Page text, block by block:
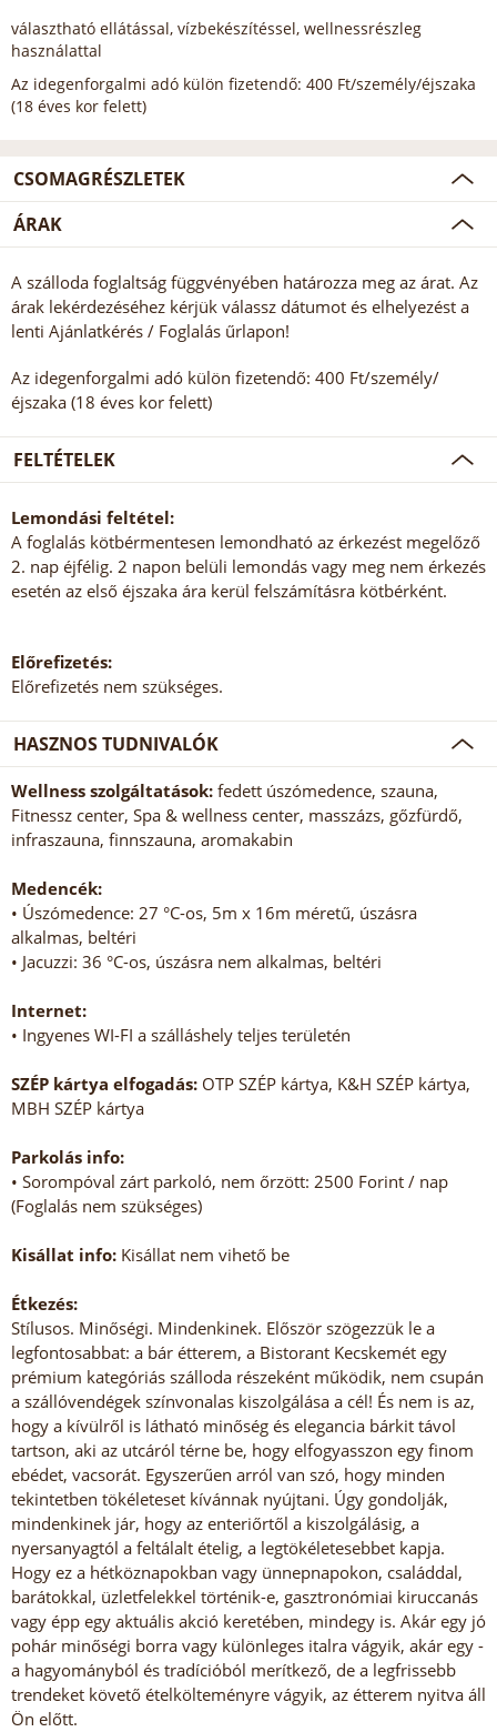
választható ellátással, vízbekészítéssel, wellnessrészleg
használattal
Az idegenforgalmi adó külön fizetendő: 400 Ft/személy/éjszaka
(18 éves kor felett)
CSOMAGRÉSZLETEK
ÁRAK
A szálloda foglaltság függvényében határozza meg az árat. Az
árak lekérdezéséhez kérjük válassz dátumot és elhelyezést a
lenti Ajánlatkérés / Foglalás űrlapon!
Az idegenforgalmi adó külön fizetendő: 400 Ft/személy/
éjszaka (18 éves kor felett)
FELTÉTELEK
Lemondási feltétel:
A foglalás kötbérmentesen lemondható az érkezést megelőző
2. nap éjfélig. 2 napon belüli lemondás vagy meg nem érkezés
esetén az első éjszaka ára kerül felszámításra kötbérként.
Előrefizetés:
Előrefizetés nem szükséges.
HASZNOS TUDNIVALÓK
Wellness szolgáltatások: fedett úszómedence, szauna,
Fitnessz center, Spa & wellness center, masszázs, gőzfürdő,
infraszauna, finnszauna, aromakabin
Medencék:
• Úszómedence: 27 °C-os, 5m x 16m méretű, úszásra
alkalmas, beltéri
• Jacuzzi: 36 °C-os, úszásra nem alkalmas, beltéri
Internet:
• Ingyenes WI-FI a szálláshely teljes területén
SZÉP kártya elfogadás: OTP SZÉP kártya, K&H SZÉP kártya,
MBH SZÉP kártya
Parkolás info:
• Sorompóval zárt parkoló, nem őrzött: 2500 Forint / nap
(Foglalás nem szükséges)
Kisállat info: Kisállat nem vihető be
Étkezés:
Stílusos. Minőségi. Mindenkinek. Először szögezzük le a
legfontosabbat: a bár étterem, a Bistorant Kecskemét egy
prémium kategóriás szálloda részeként működik, nem csupán
a szállóvendégek színvonalas kiszolgálása a cél! És nem is az,
hogy a kívülről is látható minőség és elegancia bárkit távol
tartson, aki az utcáról térne be, hogy elfogyasszon egy finom
ebédet, vacsorát. Egyszerűen arról van szó, hogy minden
tekintetben tökéleteset kívánnak nyújtani. Úgy gondolják,
mindenkinek jár, hogy az enteriőrtől a kiszolgálásig, a
nyersanyagtól a feltálalt ételig, a legtökéletesebbet kapja.
Hogy ez a hétköznapokban vagy ünnepnapokon, családdal,
barátokkal, üzletfelekkel történik-e, gasztronómiai kiruccanás
vagy épp egy aktuális akció keretében, mindegy is. Akár egy jó
pohár minőségi borra vagy különleges italra vágyik, akár egy -
a hagyományból és tradícióból merítkező, de a legfrissebb
trendeket követő ételkölteményre vágyik, az étterem nyitva áll
Ön előtt.